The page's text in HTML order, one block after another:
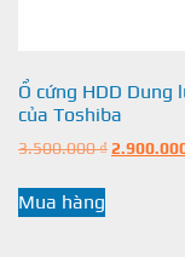
Ổ cứng HDD Dung
của Toshiba
3.500.000₫
Mua hàng